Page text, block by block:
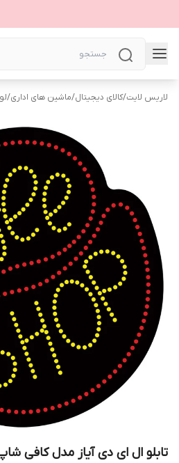
لاریس لایت/کالای دیجیتال/ماشین های اداری/
تابلو ال ای دی آیاز مدل کافی شاپ